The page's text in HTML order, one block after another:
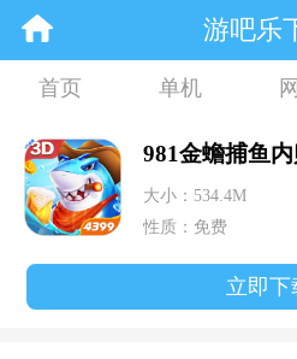
游吧乐
首页 单机
资讯 合集
981金蟾捕鱼
大小：534.4M
性质：免费
立即下